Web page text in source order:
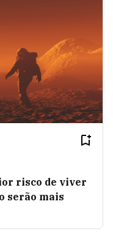
risco de viver
serão mais